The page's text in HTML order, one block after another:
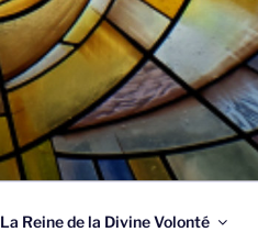
La Reine de la Divine Volonté